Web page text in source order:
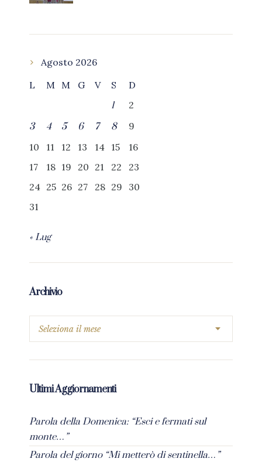
Agosto 2026
L
M M G V S
D
1
2
3
4 5 6 7 8
9
10
11 12 13 14 15
16
17
18 19 20 21 22
23
24 25 26 27 28 29
30
31
« Lug
Archivio
Ultimi Aggiornamenti
Parola della Domenica: “Esci e fermati sul
monte…”
Parola del giorno “Mi metterò di sentinella…”